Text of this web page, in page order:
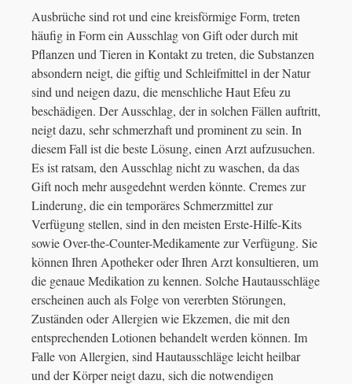
Ausbrüche sind rot und eine kreisförmige Form, treten
häufig in Form ein Ausschlag von Gift oder durch mit
Pflanzen und Tieren in Kontakt zu treten, die Substanzen
absondern neigt, die giftig und Schleifmittel in der Natur
sind und neigen dazu, die menschliche Haut Efeu zu
beschädigen. Der Ausschlag, der in solchen Fällen auftritt,
neigt dazu, sehr schmerzhaft und prominent zu sein. In
diesem Fall ist die beste Lösung, einen Arzt aufzusuchen.
Es ist ratsam, den Ausschlag nicht zu waschen, da das
Gift noch mehr ausgedehnt werden könnte. Cremes zur
Linderung, die ein temporäres Schmerzmittel zur
Verfügung stellen, sind in den meisten Erste-Hilfe-Kits
sowie Over-the-Counter-Medikamente zur Verfügung. Sie
können Ihren Apotheker oder Ihren Arzt konsultieren, um
die genaue Medikation zu kennen. Solche Hautausschläge
erscheinen auch als Folge von vererbten Störungen,
Zuständen oder Allergien wie Ekzemen, die mit den
entsprechenden Lotionen behandelt werden können. Im
Falle von Allergien, sind Hautausschläge leicht heilbar
und der Körper neigt dazu, sich die notwendigen